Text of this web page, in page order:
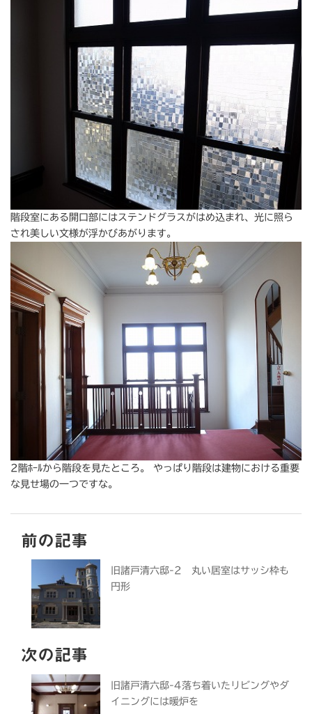
階段室にある開口部にはステンドグラスがはめ込まれ、光に照ら
され美しい文様が浮かびあがります。
2階ﾎｰﾙから階段を見たところ。 やっぱり階段は建物における重要
な見せ場の一つですな。
前の記事
旧諸戸清六邸-2 丸い居室はサッシ枠も
円形
次の記事
旧諸戸清六邸-4落ち着いたリビングやダ
イニングには暖炉を